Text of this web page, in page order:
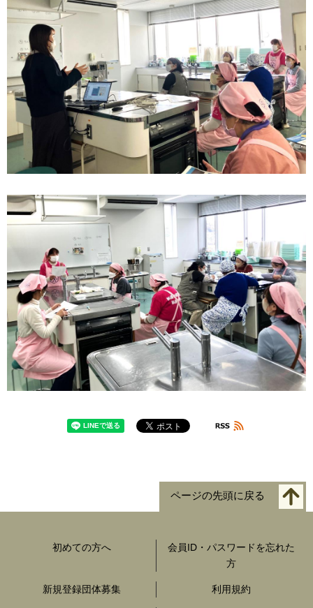
ページの先頭に戻る
初めての方へ
会員ID・パスワードを忘れた
方
新規登録団体募集 利用規約